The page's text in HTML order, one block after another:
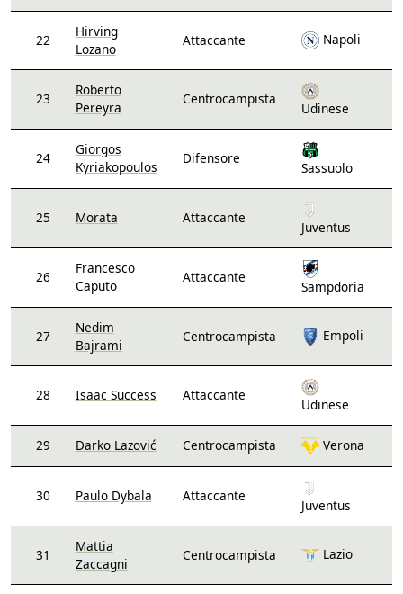
22
Hirving
Lozano
Attaccante Napoli
23
Roberto
Pereyra
Centrocampista
Udinese
24
Giorgos
Kyriakopoulos
Difensore
Sassuolo
25 Morata Attaccante
Juventus
26
Francesco
Caputo
Attaccante
Sampdoria
27
Nedim
Bajrami
Centrocampista Empoli
28 Isaac Success Attaccante
Udinese
29 Darko Lazović Centrocampista Verona
30 Paulo Dybala Attaccante
Juventus
31
Mattia
Zaccagni
Centrocampista Lazio